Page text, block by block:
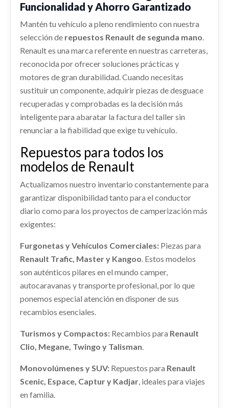
usado.
RENAULT CLIO IV (BH_) 1.5 DCI 75
Ref: 2255696 OEM: 265554091R
Consultar
266003864R
PILOTO DELANTERO DERECHO 266003864R
usado.
RENAULT CLIO IV (BH_) 1.5 DCI 75
Ref: 2501672 OEM: 266003864R
33,29 €
CERRADURA PUERTA DELANTERA
DERECHA 805024563R 805004945R
usado.
RENAULT CLIO IV (BH_) 1.5 DCI 75
Ref: 2472876 OEM: 805024563R
22,29 €
CERRADURA PUERTA TRASERA DERECHA
825002104R 825000767R
usado.
RENAULT CLIO IV (BH_) 1.5 DCI 75
Ref: 2472896
22,29 € shopping_cart
RENAULT CLIO IV (BH_) 1.5 DCI 75
Ref: 2615255 OEM: 985101389R
44,29 €
ANILLO AIRBAG 255671163R
RENAULT CLIO IV (BH_) 1.5 DCI 75
Ref: 2615256 OEM: 255671163R
44,29 € shopping_cart
CINTURON SEGURIDAD DELANTERO
DERECHO 868840454R 868844216R
CINTURON SEGURIDAD DELANTERO... usado.
RENAULT CLIO IV (BH_) 1.5 DCI 75
2255659
55,29 € shopping_cart
CINTURON SEGURIDAD DELANTERO
IZQUIERDO 868856883R 868859128R
CINTURON SEGURIDAD DELANTERO... usado.
Ref: 2255660 OEM: 868856883R
55,29 €
DESPIECE MOTOR K9KC6
DESPIECE MOTOR K9KC6 usado.
RENAULT CLIO IV (BH_) 1.5 DCI 75
Ref: 2255666 OEM: K9KC6
Consultar
Funcionalidad y Ahorro Garantizado
Mantén tu vehículo a pleno rendimiento con nuestra
selección de repuestos Renault de segunda mano.
Renault es una marca referente en nuestras carreteras,
reconocida por ofrecer soluciones prácticas y
motores de gran durabilidad. Cuando necesitas
sustituir un componente, adquirir piezas de desguace
recuperadas y comprobadas es la decisión más
inteligente para abaratar la factura del taller sin
renunciar a la fiabilidad que exige tu vehículo.
Repuestos para todos los
modelos de Renault
Actualizamos nuestro inventario constantemente para
garantizar disponibilidad tanto para el conductor
diario como para los proyectos de camperización más
exigentes:
Furgonetas y Vehículos Comerciales: Piezas para
Renault Trafic, Master y Kangoo. Estos modelos
son auténticos pilares en el mundo camper,
autocaravanas y transporte profesional, por lo que
ponemos especial atención en disponer de sus
recambios esenciales.
Turismos y Compactos: Recambios para Renault
Clio, Megane, Twingo y Talisman.
Monovolúmenes y SUV: Repuestos para Renault
Scenic, Espace, Captur y Kadjar, ideales para viajes
en familia.